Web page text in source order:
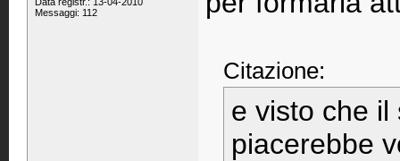
Messaggi: 112
Citazione:
e visto che il
piacerebbe